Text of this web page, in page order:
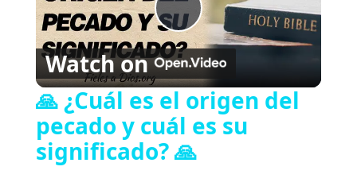
P
l
Watch on
🙏 ¿Cuál es el origen del
pecado y cuál es su
significado? 🙏